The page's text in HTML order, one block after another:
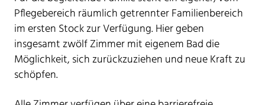
Pflegebereich räumlich getrennter Familienbereich
im ersten Stock zur Verfügung. Hier geben
insgesamt zwölf Zimmer mit eigenem Bad die
Möglichkeit, sich zurückzuziehen und neue Kraft zu
schöpfen.